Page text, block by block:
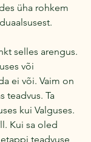
üha rohkem
selles arengus.
või
ei või. Vaim on
teadvus. Ta
kui Valguses.
Kui sa oled
teadvuse